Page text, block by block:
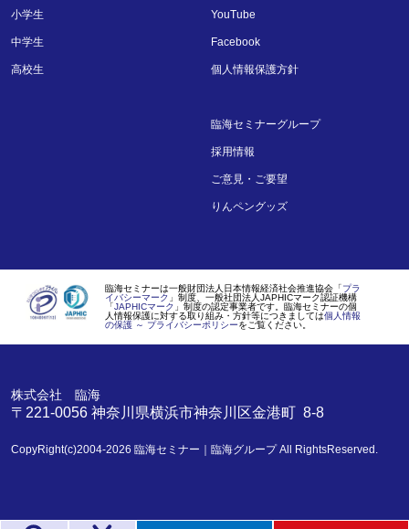
小学生
中学生
高校生
YouTube
Facebook
個人情報保護方針
臨海セミナーグループ
採用情報
ご意見・ご要望
りんペングッズ
臨海セミナーは一般財団法人日本情報経済社会推進協会「プラ
イバシーマーク 」制度、一般社団法人JAPHICマーク認証機構
「JAPHICマーク 」制度の認定事業者です。臨海セミナーの個
人情報保護に対する取り組み・方針等につきましては個人情報
の保護 ～ プライバシーポリシーをご覧ください。
株式会社 臨海
〒221-0056 神奈川県横浜市神奈川区金港町 8-8
CopyRight(c)2004-2026 臨海セミナー｜臨海グループAll RightsReserved.